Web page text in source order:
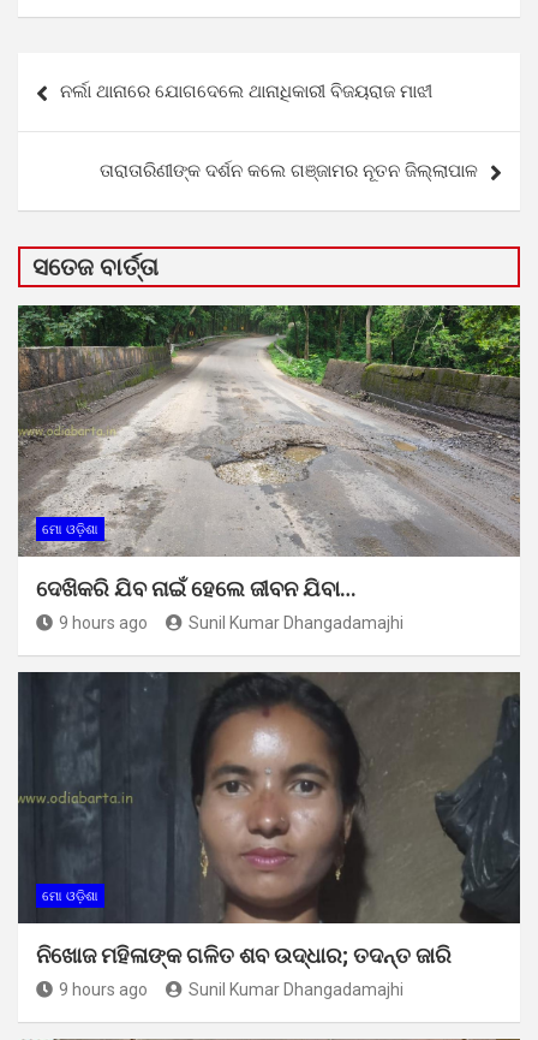
navigation
ନର୍ଲା ଥାନାରେ ଯୋଗଦେଲେ ଥାନାଧିକାରୀ ବିଜୟରାଜ ମାଝୀ
ତାରାତାରିଣୀଙ୍କ ଦର୍ଶନ କଲେ ଗଞ୍ଜାମର ନୂତନ ଜିଲ୍ଲାପାଳ
ସତେଜ ବାର୍ତ୍ତା
ମୋ ଓଡ଼ିଶା
ଦେଖିକରି ଯିବ ନାଇଁ ହେଲେ ଜୀବନ ଯିବା…
9 hours ago Sunil Kumar Dhangadamajhi
ମୋ ଓଡ଼ିଶା
ନିଖୋଜ ମହିଳାଙ୍କ ଗଳିତ ଶବ ଉଦ୍ଧାର; ତଦନ୍ତ ଜାରି
9 hours ago Sunil Kumar Dhangadamajhi